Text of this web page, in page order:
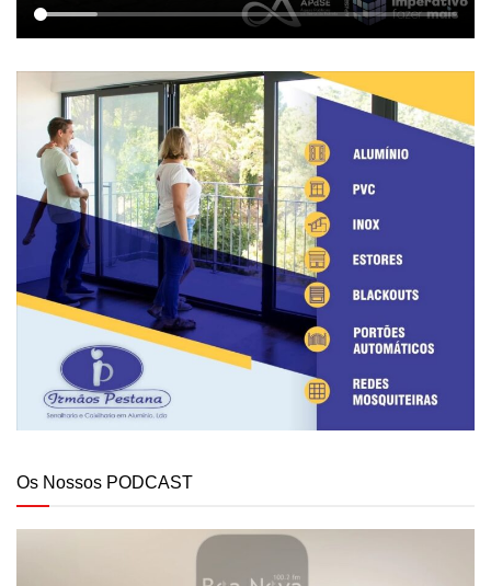
Os Nossos PODCAST